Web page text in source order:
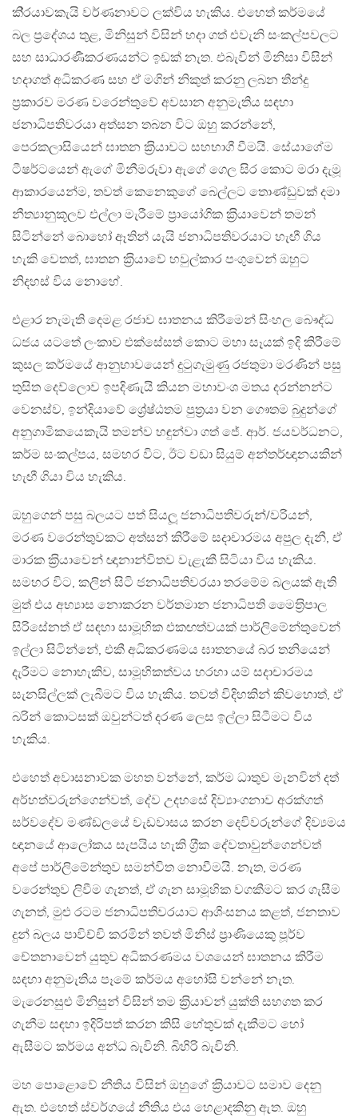
කි‍්‍රයාවකැයි වර්ණනාවට ලක්විය හැකිය. එහෙත් කර්මයේ
බල ප‍්‍රදේශය තුළ, මිනිසුන් විසින් හදා ගත් එවැනි සංකල්පවලට
සහ සාධාරණීකරණයන්ට ඉඩක් නැත. එබැවින් මිනිසා විසින්
හදාගත් අධිකරණ සහ ඒ මගින් නිකුත් කරනු ලබන තීන්දු
ප‍්‍රකාරව මරණ වරෙන්තුවේ අවසාන අනුමැතිය සඳහා
ජනාධිපතිවරයා අත්සන තබන විට ඔහු කරන්නේ,
පෙරකලාසියෙන් ඝාතන ක‍්‍රියාවට සහභාගී වීමයි. සේයාගේම
ටීෂර්ටයෙන් ඇගේ මිනීමරුවා ඇගේ ගෙල සිර කොට මරා දැමූ
ආකාරයෙන්ම, තවත් කෙනෙකුගේ බෙල්ලට තොණ්ඩුවක් දමා
නීත්‍යානුකූලව එල්ලා මැරීමේ ප‍්‍රායෝගික ක‍්‍රියාවෙන් තමන්
සිටින්නේ බොහෝ ඈතින් යැයි ජනාධිපතිවරයාට හැඟී ගිය
හැකි වෙතත්, ඝාතන ක‍්‍රියාවේ හවුල්කාර පංගුවෙන් ඔහුට
නිදහස් විය නොහේ.
එළාර නැමැති දෙමළ රජාව ඝාතනය කිරීමෙන් සිංහල බෞද්ධ
ධජය යටතේ ලංකාව එක්සේසත් කොට මහා සෑයක් ඉදි කිරීමේ
කුසල කර්මයේ ආනුභාවයෙන් දුටුගැමුණු රජතුමා මරණින් පසු
තුසිත දෙව්ලොව ඉපදිණැයි කියන මහාවංශ මතය දරන්නන්ට
වෙනස්ව, ඉන්දියාවේ ශ්‍රේෂ්ඨතම පුත‍්‍රයා වන ගෞතම බුදුන්ගේ
අනුගාමිකයෙකැයි තමන්ව හඳුන්වා ගත් ජේ. ආර්. ජයවර්ධනට,
කර්ම සංකල්පය, සමහර විට, ඊට වඩා සියුම් අන්තර්ඥානයකින්
හැඟී ගියා විය හැකිය.
ඔහුගෙන් පසු බලයට පත් සියලූ ජනාධිපතිවරුන්/වරියන්,
මරණ වරෙන්තුවකට අත්සන් කිරීමේ සදාචාරමය අපුල දැනී, ඒ
මාරක ක‍්‍රියාවෙන් ඥානාන්විතව වැළැකී සිටියා විය හැකිය.
සමහර විට, කලින් සිටි ජනාධිපතිවරයා තරමේම බලයක් ඇති
මුත් එය අභ්‍යාස නොකරන වර්තමාන ජනාධිපති මෛත‍්‍රිපාල
සිරිසේනත් ඒ සඳහා සාමූහික එකඟත්වයක් පාර්ලිමේන්තුවෙන්
ඉල්ලා සිටින්නේ, එකී අධිකරණමය ඝාතනයේ බර තනියෙන්
දැරීමට නොහැකිව, සාමූහිකත්වය හරහා යම් සදාචාරමය
සැනසිල්ලක් ලැබීමට විය හැකිය. තවත් විදිහකින් කිවහොත්, ඒ
බරින් කොටසක් ඔවුන්ටත් දරණ ලෙස ඉල්ලා සිටීමට විය
හැකිය.
එහෙත් අවාසනාවක මහත වන්නේ, කර්ම ධාතුව මැනවින් දත්
අර්හත්වරුන්ගෙන්වත්, දේව උදහසේ දිව්‍යාංගනාව අරක්ගත්
සර්වදේව මණ්ඩලයේ වැඩවාසය කරන දෙවිවරුන්ගේ දිව්‍යමය
ඥානයේ ආලෝකය සැපයිය හැකි ග‍්‍රීක දේවතාවුන්ගෙන්වත්
අපේ පාර්ලිමේන්තුව සමන්විත නොවීමයි. නැත, මරණ
වරෙන්තුව ලිවීම ගැනත්, ඒ ගැන සාමූහික වගකීමට කර ගැසීම
ගැනත්, මුළු රටම ජනාධිපතිවරයාට ආශිංසනය කළත්, ජනතාව
දුන් බලය පාවිච්චි කරමින් තවත් මිනිස් ප‍්‍රාණියෙකු පූර්ව
චේතනාවෙන් යුතුව අධිකරණමය වශයෙන් ඝාතනය කිරීම
සඳහා අනුමැතිය පෑමේ කර්මය අහෝසි වන්නේ නැත.
මැරෙනසුළු මිනිසුන් විසින් තම ක‍්‍රියාවන් යුක්ති සහගත කර
ගැනීම සඳහා ඉදිරිපත් කරන කිසි හේතුවක් දැකීමට හෝ
ඇසීමට කර්මය අන්ධ බැවිනි. බිහිරි බැවිනි.
මහ පොළොවේ නීතිය විසින් ඔහුගේ ක‍්‍රියාවට සමාව දෙනු
ඇත. එහෙත් ස්වර්ගයේ නීතිය එය හෙළාදකිනු ඇත. ඔහු